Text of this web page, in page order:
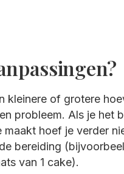
kleinere of grotere
probleem. Als je het
hoef je verder
bereiding
van 1 cake).